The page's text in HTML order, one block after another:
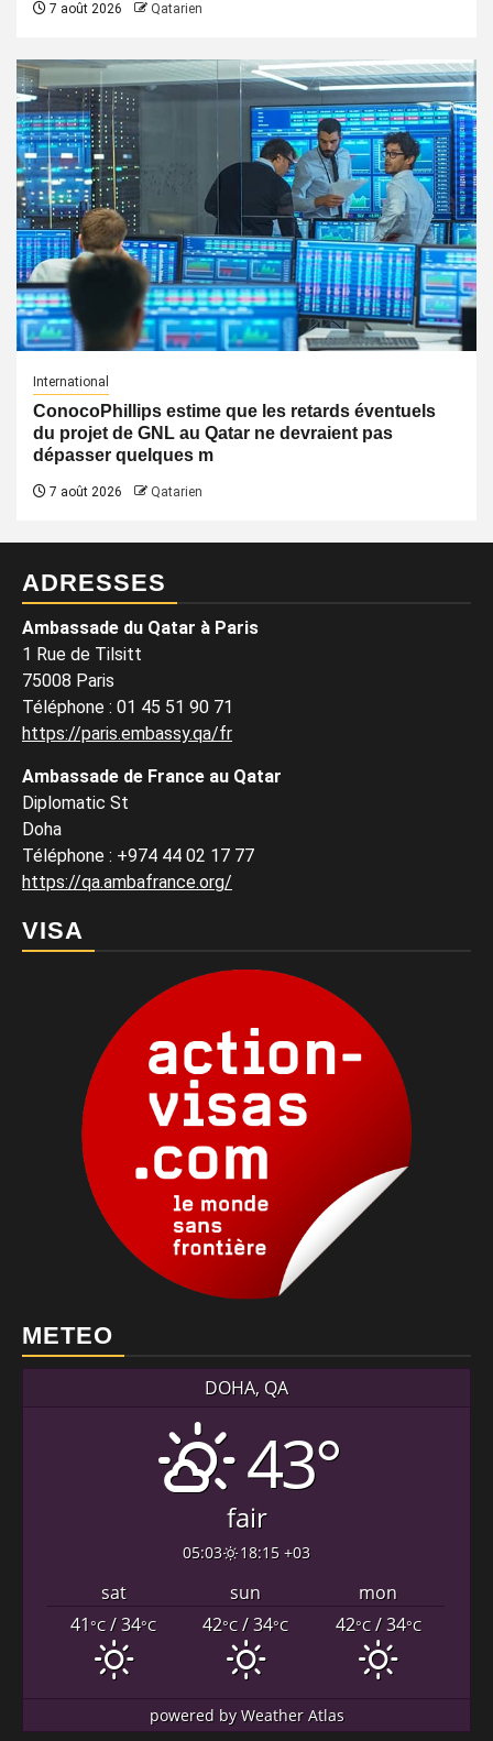
7 août 2026 Qatarien
International
ConocoPhillips estime que les retards éventuels
du projet de GNL au Qatar ne devraient pas
dépasser quelques m
7 août 2026 Qatarien
ADRESSES
Ambassade du Qatar à Paris
1 Rue de Tilsitt
75008 Paris
Téléphone : 01 45 51 90 71
https://paris.embassy.qa/fr
Ambassade de France au Qatar
Diplomatic St
Doha
Téléphone : +974 44 02 17 77
https://qa.ambafrance.org/
VISA
METEO
DOHA, QA
43°
fair
05:03 18:15 +03
sat sun
mon
41°C/ 34°C 42°C/ 34°C 42°C/ 34°C
powered byWeather Atlas